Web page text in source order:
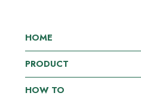
HOME
PRODUCT
HOW TO